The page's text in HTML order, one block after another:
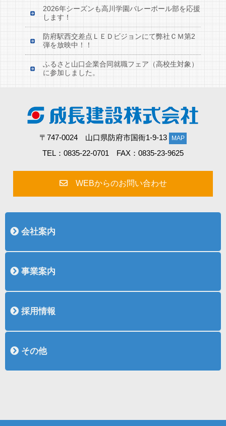
2026年シーズンも高川学園バレーボール部を応援
します！
防府駅西交差点ＬＥＤビジョンにて弊社ＣＭ第2
弾を放映中！！
ふるさと山口企業合同就職フェア（高校生対象）
に参加しました。
〒747-0024 山口県防府市国衙1-9-13 MAP
TEL：0835-22-0701 FAX：0835-23-9625
WEBからのお問い合わせ
会社案内
事業案内
採用情報
その他